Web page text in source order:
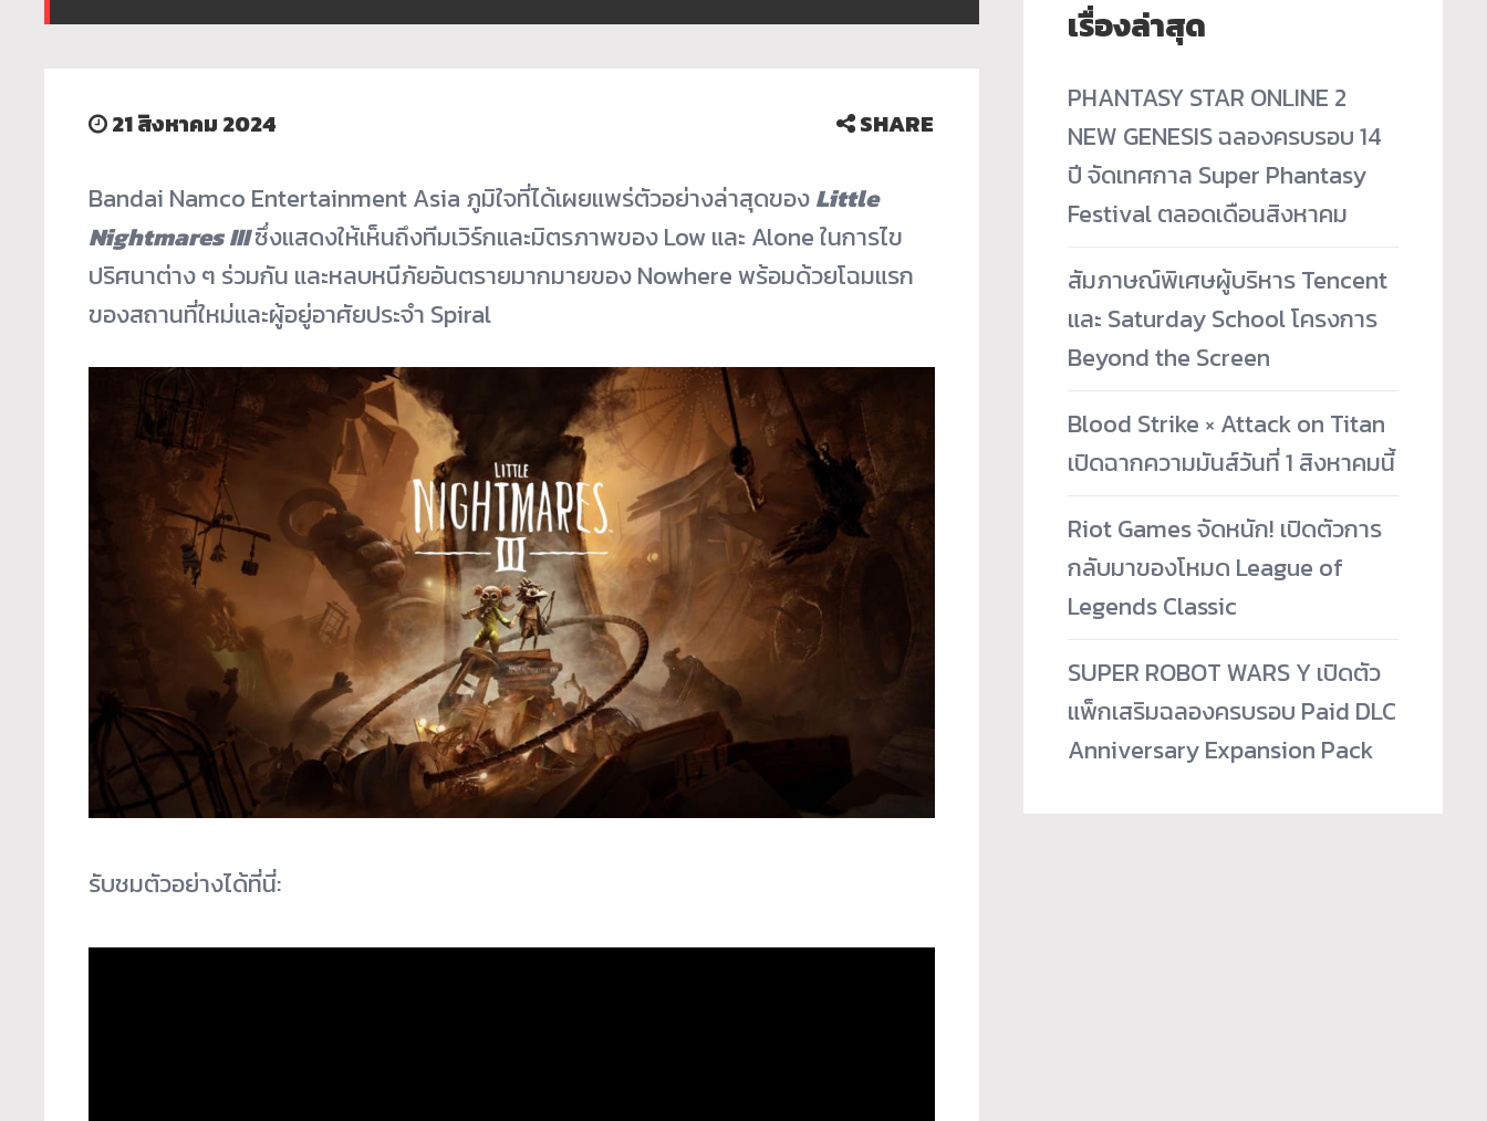
21 สิงหาคม 2024 SHARE
Bandai Namco Entertainment Asia ภูมิใจที่ได้เผยแพร่ตัวอย่างล่าสุดของLittle
Nightmares IIIซึ่งแสดงให้เห็นถึงทีมเวิร์กและมิตรภาพของ Low และ Alone ในการไข
ปริศนาต่าง ๆ ร่วมกัน และหลบหนีภัยอันตรายมากมายของ Nowhere พร้อมด้วยโฉมแรก
ของสถานที่ใหม่และผู้อยู่อาศัยประจำ Spiral
รับชมตัวอย่างได้ที่นี่:
เรื่องล่าสุด
PHANTASY STAR ONLINE 2
NEW GENESIS ฉลองครบรอบ 14
ปี จัดเทศกาล Super Phantasy
Festival ตลอดเดือนสิงหาคม
สัมภาษณ์พิเศษผู้บริหาร Tencent
และ Saturday School โครงการ
Beyond the Screen
Blood Strike × Attack on Titan
เปิดฉากความมันส์วันที่ 1 สิงหาคมนี้
Riot Games จัดหนัก! เปิดตัวการ
กลับมาของโหมด League of
Legends Classic
SUPER ROBOT WARS Y เปิดตัว
แพ็กเสริมฉลองครบรอบ Paid DLC
Anniversary Expansion Pack